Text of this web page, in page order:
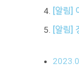
[알림]
[알림]